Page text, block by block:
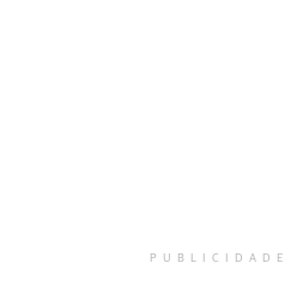
PUBLICIDADE